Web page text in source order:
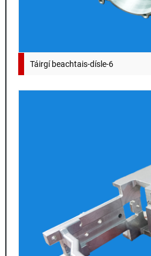
Táirgí beachtais-dísle-6